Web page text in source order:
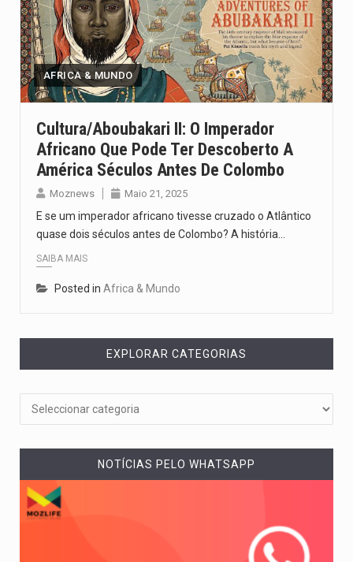
Um dos casos mais graves envolveu a residência de Sam…
A cidade de Bunia, capital da província de Ituri, tornou-se…
O Senado dos Estados Unidos aprovou, no dia 7 de…
AFRICA & MUNDO
Cultura/Aboubakari II: O Imperador
Africano Que Pode Ter Descoberto A
América Séculos Antes De Colombo
Moznews Maio 21, 2025
E se um imperador africano tivesse cruzado o Atlântico
quase dois séculos antes de Colombo? A história…
SAIBA MAIS
Posted in Africa & Mundo
EXPLORAR CATEGORIAS
NOTÍCIAS PELO WHATSAPP